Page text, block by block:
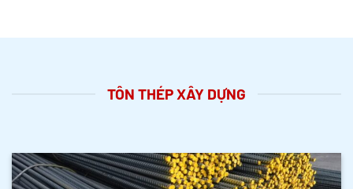
TÔN THÉP XÂY DỰNG